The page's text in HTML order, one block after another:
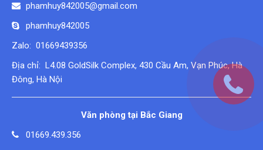
phamhuy842005@gmail.com
phamhuy842005
Zalo: 01669439356
Địa chỉ: L4.08 GoldSilk Complex, 430 Cầu Am, Vạn Phúc, Hà
Đông, Hà Nội
Văn phòng tại Bắc Giang
01669.439.356